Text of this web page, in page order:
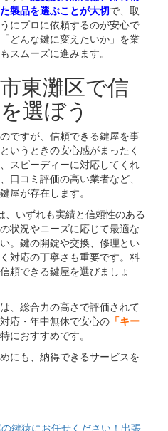
製品を選ぶことが大切で、取
にプロに依頼するのが安心で
どんな鍵に変えたいか」を業
スムーズに進みます。
東灘区で信
選ぼう
ですが、信頼できる鍵屋を事
いうときの安心感がまったく
スピーディーに対応してくれ
口コミ評価の高い業者など、
屋が存在します。
、いずれも実績と信頼性のある
状況やニーズに応じて最適な
。鍵の開錠や交換、修理とい
対応の丁寧さも重要です。料
頼できる鍵屋を選びましょ
、総合力の高さで評価されて
応・年中無休で安心の 「キー
におすすめです。
にも、納得できるサービスを